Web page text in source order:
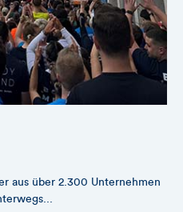
aus über 2.300 Unternehmen